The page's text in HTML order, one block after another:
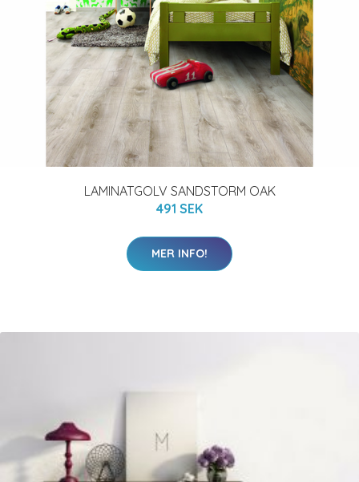
LAMINATGOLV SANDSTORM OAK
491 SEK
MER INFO!